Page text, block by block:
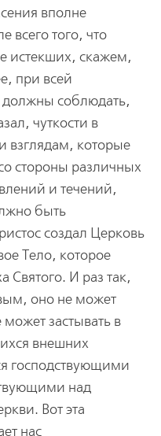
вполне
всего того, что
истекших, скажем,
при всей
соблюдать,
чуткости в
взглядам, которые
стороны различных
и течений,
быть
создал Церковь
Тело, которое
Святого. И раз так,
оно не может
застывать в
внешних
господствующими
над
Вот эта
нас